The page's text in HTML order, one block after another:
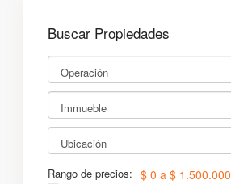
Buscar Propiedades
Operación
Immueble
Ubicación
Rango de precios: $ 0 a $ 1.500.000